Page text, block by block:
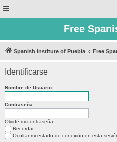
Free
Spanish Institute of Puebla Free
Identificarse
Nombre de Usuario:
Contraseña:
Olvidé mi contraseña
Recordar
Ocultar mi estado de conexión en esta